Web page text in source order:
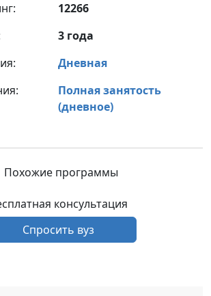
12266
3 года
Дневная
Полная занятость
(дневное)
Похожие программы
консультация
Спросить вуз